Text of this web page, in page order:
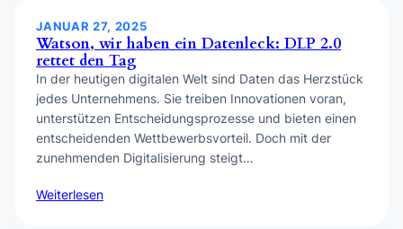
JANUAR 27, 2025
Watson, wir haben ein Datenleck: DLP 2.0
rettet den Tag
In der heutigen digitalen Welt sind Daten das Herzstück
jedes Unternehmens. Sie treiben Innovationen voran,
unterstützen Entscheidungsprozesse und bieten einen
entscheidenden Wettbewerbsvorteil. Doch mit der
zunehmenden Digitalisierung steigt…
Weiterlesen